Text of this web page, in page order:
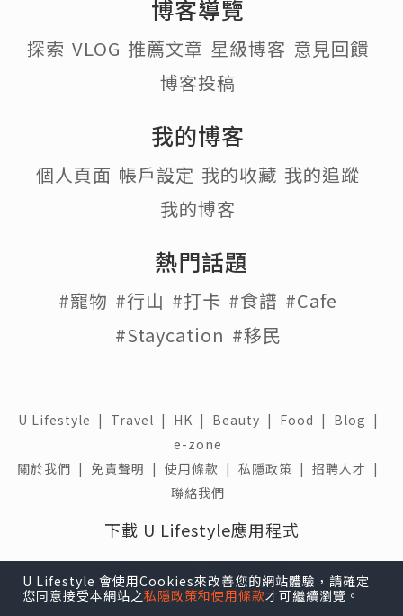
博客導覽
探索 VLOG 推薦文章 星級博客 意見回饋
博客投稿
我的博客
個人頁面 帳戶設定 我的收藏 我的追蹤
我的博客
熱門話題
#寵物 #行山 #打卡 #食譜 #Cafe
#Staycation #移民
U Lifestyle | Travel | HK | Beauty | Food | Blog |
e-zone
關於我們 | 免責聲明 | 使用條款 | 私隱政策 | 招聘人才 |
聯絡我們
下載 U Lifestyle應用程式
U Lifestyle 會使用Cookies來改善您的網站體驗，請確定
您同意接受本網站之私隱政策和使用條款才可繼續瀏覽。